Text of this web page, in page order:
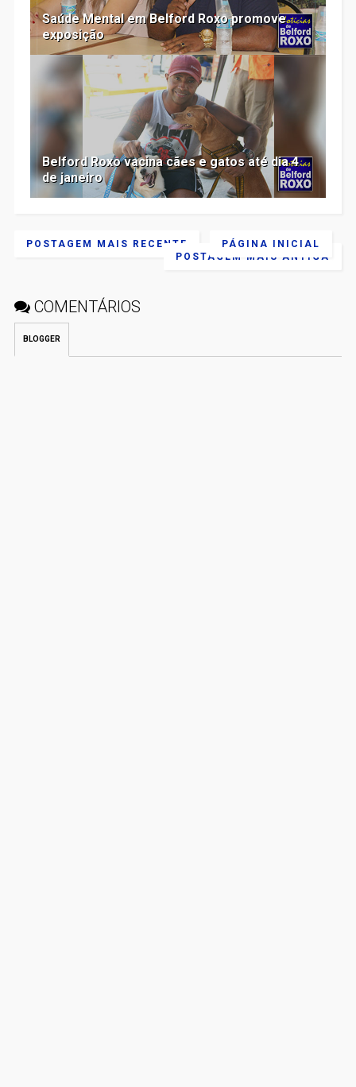
Saúde Mental em Belford Roxo promove
exposição
Belford Roxo vacina cães e gatos até dia 4
de janeiro
POSTAGEM MAIS RECENTE
POSTAGEM MAIS ANTIGA
PÁGINA INICIAL
COMENTÁRIOS
BLOGGER